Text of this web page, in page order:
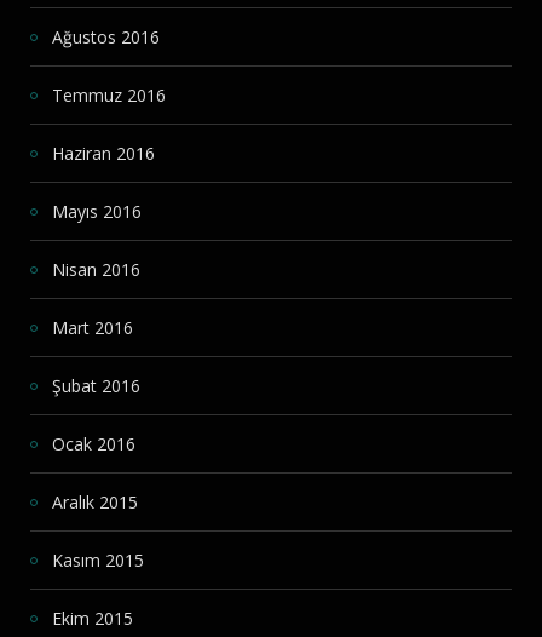
Ağustos 2016
Temmuz 2016
Haziran 2016
Mayıs 2016
Nisan 2016
Mart 2016
Şubat 2016
Ocak 2016
Aralık 2015
Kasım 2015
Ekim 2015